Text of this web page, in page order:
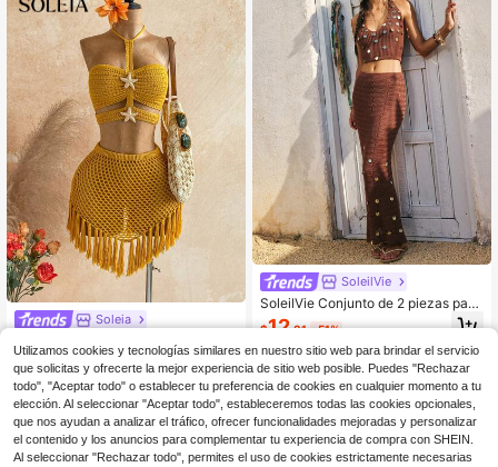
Soleia
Soleia Nuevo conjunto de dos piez
as de suéter mini ajustado con esco
te halter, cintura con lazo, diseño h
ueco de estrella de mar y flecos en
el bajo, estilo bohemio, para vacaci
ones, vintage, playa, crucero
$11.32 -51%
SoleilVie
SoleilVie Conjunto de 2 piezas para
mujer con top de cuello halter sin es
palda y minifalda de punto con lent
ejuelas y patchwork, marrón y dora
do, estilo boho de verano para vaca
ciones, días festivos y festivales, co
njunto Zante
$12.81 -51%
Utilizamos cookies y tecnologías similares en nuestro sitio web para brindar el servicio
que solicitas y ofrecerte la mejor experiencia de sitio web posible. Puedes "Rechazar
todo", "Aceptar todo" o establecer tu preferencia de cookies en cualquier momento a tu
elección. Al seleccionar "Aceptar todo", estableceremos todas las cookies opcionales,
que nos ayudan a analizar el tráfico, ofrecer funcionalidades mejoradas y personalizar
el contenido y los anuncios para complementar tu experiencia de compra con SHEIN.
Al seleccionar "Rechazar todo", permites el uso de cookies estrictamente necesarias